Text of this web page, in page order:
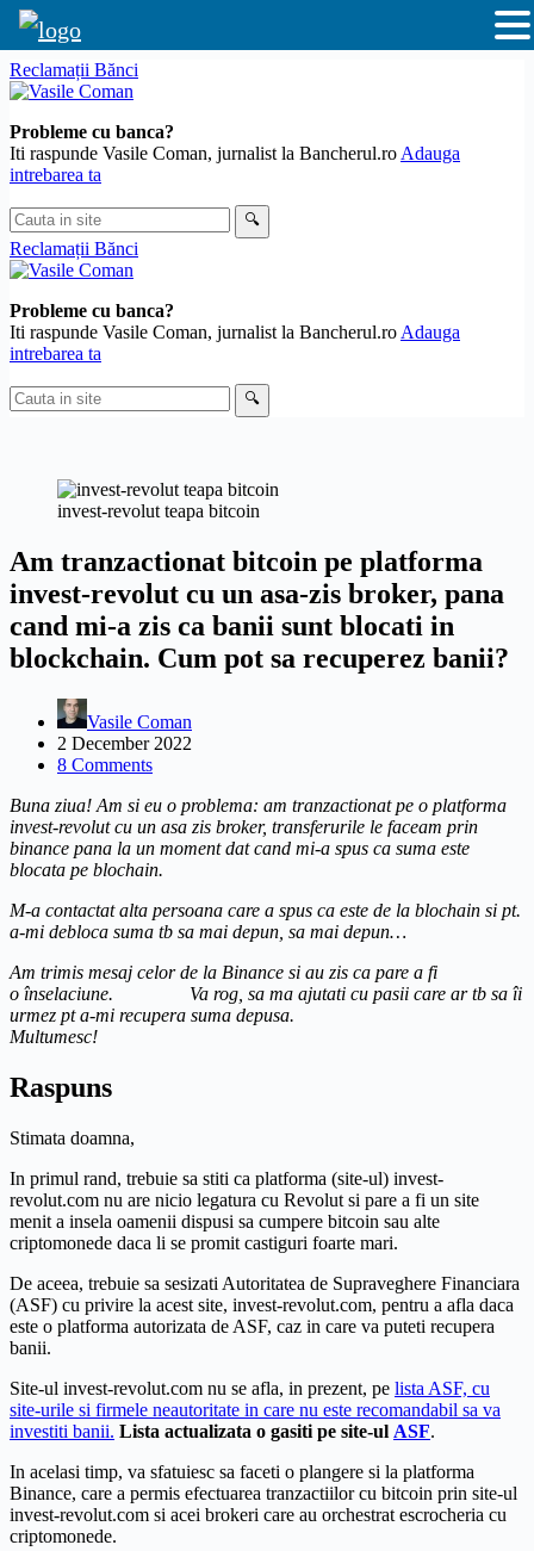
Skip
to
Reclamații Bănci
Probleme cu banca?
Iti raspunde Vasile Coman, jurnalist la Bancherul.ro Adauga
intrebarea ta
Cauta
in
site
🔍
Reclamații Bănci
Probleme cu banca?
Iti raspunde Vasile Coman, jurnalist la Bancherul.ro Adauga
intrebarea ta
Cauta
in
🔍
invest-revolut teapa bitcoin
Am tranzactionat bitcoin pe platforma
invest-revolut cu un asa-zis broker, pana
cand mi-a zis ca banii sunt blocati in
blockchain. Cum pot sa recuperez banii?
Vasile Coman
2 December 2022
8 Comments
Buna ziua! Am si eu o problema: am tranzactionat pe o platforma
invest-revolut cu un asa zis broker, transferurile le faceam prin
binance pana la un moment dat cand mi-a spus ca suma este
blocata pe blochain.
M-a contactat alta persoana care a spus ca este de la blochain si pt.
a-mi debloca suma tb sa mai depun, sa mai depun…
Am trimis mesaj celor de la Binance si au zis ca pare a fi
o înselaciune. Va rog, sa ma ajutati cu pasii care ar tb sa îi
urmez pt a-mi recupera suma depusa.
Multumesc!
Raspuns
Stimata doamna,
In primul rand, trebuie sa stiti ca platforma (site-ul) invest-
revolut.com nu are nicio legatura cu Revolut si pare a fi un site
menit a insela oamenii dispusi sa cumpere bitcoin sau alte
criptomonede daca li se promit castiguri foarte mari.
De aceea, trebuie sa sesizati Autoritatea de Supraveghere Financiara
(ASF) cu privire la acest site, invest-revolut.com, pentru a afla daca
este o platforma autorizata de ASF, caz in care va puteti recupera
banii.
Site-ul invest-revolut.com nu se afla, in prezent, pe lista ASF, cu
site-urile si firmele neautoritate in care nu este recomandabil sa va
investiti banii. Lista actualizata o gasiti pe site-ul ASF.
In acelasi timp, va sfatuiesc sa faceti o plangere si la platforma
Binance, care a permis efectuarea tranzactiilor cu bitcoin prin site-ul
invest-revolut.com si acei brokeri care au orchestrat escrocheria cu
criptomonede.